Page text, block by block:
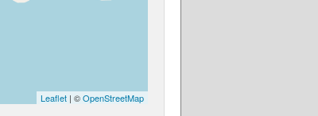
Leaflet | ©OpenStreetMap